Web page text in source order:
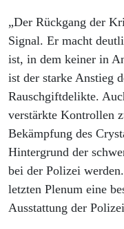
„Der Rückgang der
Signal. Er macht
ist, in dem keiner in
ist der starke Anstieg
Rauschgiftdelikte.
verstärkte Kontrollen
Bekämpfung des
Hintergrund der
bei der Polizei
letzten Plenum eine
Ausstattung der